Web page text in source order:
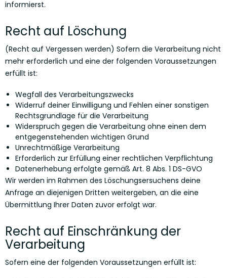
informierst.
Recht auf Löschung
(Recht auf Vergessen werden) Sofern die Verarbeitung nicht
mehr erforderlich und eine der folgenden Voraussetzungen
erfüllt ist:
Wegfall des Verarbeitungszwecks
Widerruf deiner Einwilligung und Fehlen einer sonstigen
Rechtsgrundlage für die Verarbeitung
Widerspruch gegen die Verarbeitung ohne einen dem
entgegenstehenden wichtigen Grund
Unrechtmäßige Verarbeitung
Erforderlich zur Erfüllung einer rechtlichen Verpflichtung
Datenerhebung erfolgte gemäß Art. 8 Abs. 1 DS-GVO
Wir werden im Rahmen des Löschungsersuchens deine
Anfrage an diejenigen Dritten weitergeben, an die eine
Übermittlung Ihrer Daten zuvor erfolgt war.
Recht auf Einschränkung der
Verarbeitung
Sofern eine der folgenden Voraussetzungen erfüllt ist: